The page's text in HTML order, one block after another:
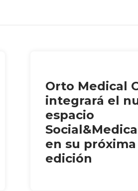
Orto Medical
integrará el
espacio
en su próxima
edición